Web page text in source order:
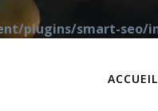
plugins/smart-seo/
ACCUEIL